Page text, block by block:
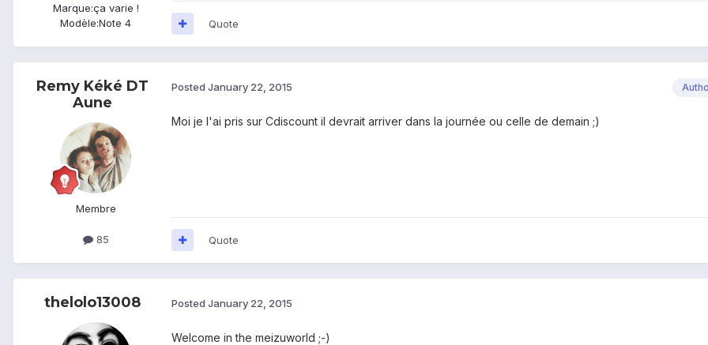
Marque:ça varie !
Modèle:Note 4 Quote
Remy Kéké DT
Aune
Membre
85
Posted January 22, 2015
Moi je l'ai pris sur Cdiscount il devrait arriver dans la journée ou celle de demain ;)
Quote
thelolo13008 Posted January 22, 2015
Welcome in the meizuworld ;-)